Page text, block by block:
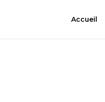
Accueil